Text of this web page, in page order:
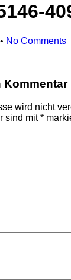
No Comments
Kommentar
wird nicht
sind mit*